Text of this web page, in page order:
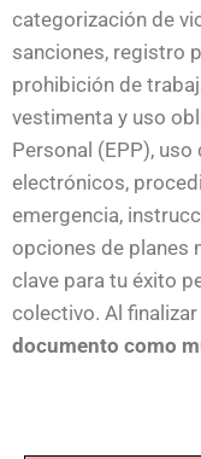
categorización de
sanciones, registro
prohibición de
vestimenta y uso
Personal (EPP),
electrónicos,
emergencia,
opciones de planes
clave para tu éxito
colectivo. Al
documento como